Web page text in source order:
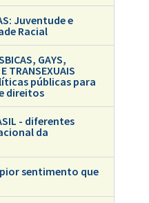
Juventude e
Racial
GAYS,
TRANSEXUAIS
públicas para
direitos
- diferentes
da
pior sentimento que